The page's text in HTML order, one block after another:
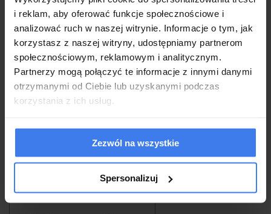
i reklam, aby oferować funkcje społecznościowe i
analizować ruch w naszej witrynie. Informacje o tym, jak
korzystasz z naszej witryny, udostępniamy partnerom
społecznościowym, reklamowym i analitycznym.
Partnerzy mogą połączyć te informacje z innymi danymi
otrzymanymi od Ciebie lub uzyskanymi podczas
korzystania z ich usług.
Zezwól na wszystkie
Spersonalizuj
do koszyka
« 1 2 3 4 5 6
Sprawdź pozostałe kategorie:
Sofy do salonu
Fotele wypoczynkowe
Fotele pikowane